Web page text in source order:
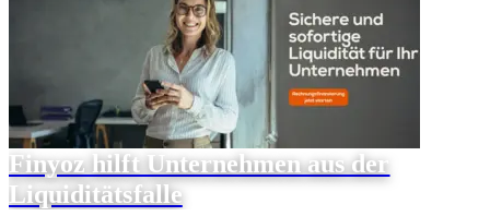
Finyoz hilft Unternehmen aus der
Liquiditätsfalle